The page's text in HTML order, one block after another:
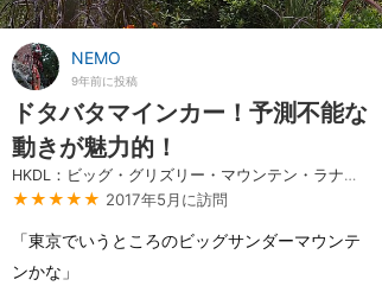
NEMO
9年前に投稿
ドタバタマインカー！予測不能な
動きが魅力的！
HKDL：ビッグ・グリズリー・マウンテン・ラナウェイ・マイン・カー
★★★★★ 2017年5月に訪問
「東京でいうところのビッグサンダーマウンテ
ンかな」